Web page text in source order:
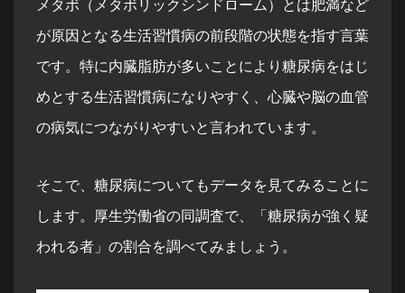
メタボ（メタボリックシンドローム）とは肥満など
が原因となる生活習慣病の前段階の状態を指す言葉
です。特に内臓脂肪が多いことにより糖尿病をはじ
めとする生活習慣病になりやすく、心臓や脳の血管
の病気につながりやすいと言われています。
そこで、糖尿病についてもデータを見てみることに
します。厚生労働省の同調査で、「糖尿病が強く疑
われる者」の割合を調べてみましょう。